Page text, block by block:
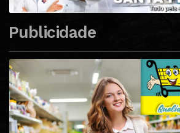
Publicidade